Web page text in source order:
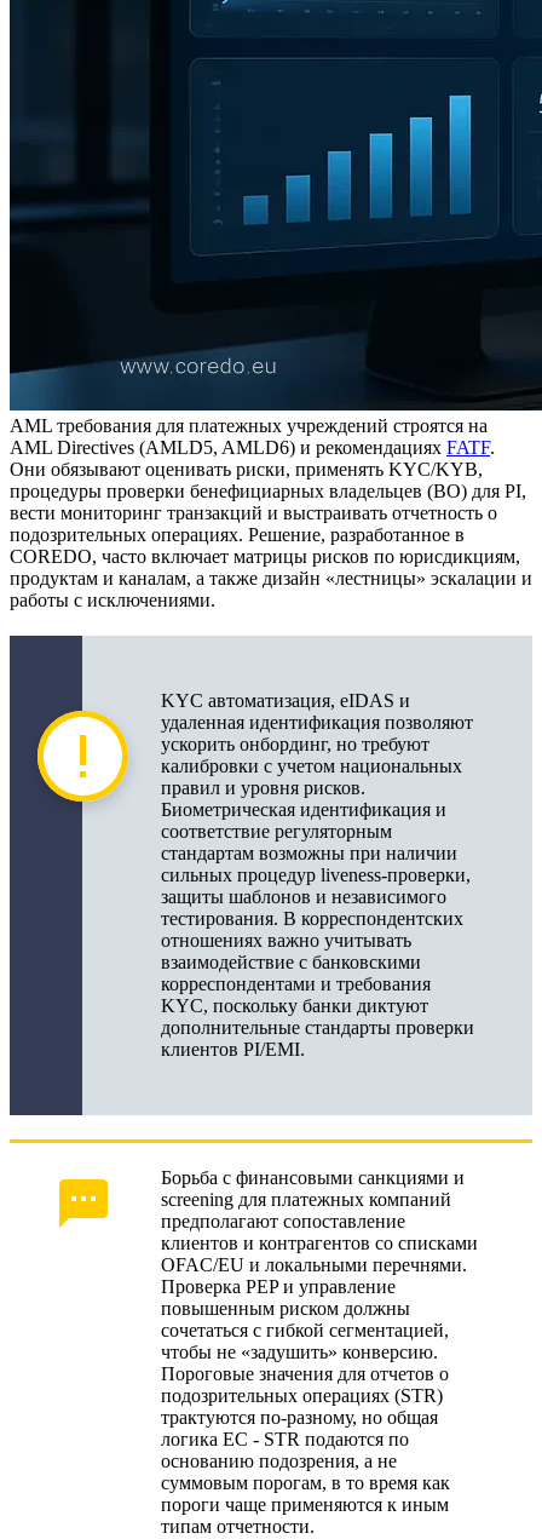
AML требования для платежных учреждений строятся на
AML Directives (AMLD5, AMLD6) и рекомендациях FATF.
Они обязывают оценивать риски, применять KYC/KYB,
процедуры проверки бенефициарных владельцев (BO) для PI,
вести мониторинг транзакций и выстраивать отчетность о
подозрительных операциях. Решение, разработанное в
COREDO, часто включает матрицы рисков по юрисдикциям,
продуктам и каналам, а также дизайн «лестницы» эскалации и
работы с исключениями.
KYC автоматизация, eIDAS и
удаленная идентификация позволяют
ускорить онбординг, но требуют
калибровки с учетом национальных
правил и уровня рисков.
Биометрическая идентификация и
соответствие регуляторным
стандартам возможны при наличии
сильных процедур liveness‑проверки,
защиты шаблонов и независимого
тестирования. В корреспондентских
отношениях важно учитывать
взаимодействие с банковскими
корреспондентами и требования
KYC, поскольку банки диктуют
дополнительные стандарты проверки
клиентов PI/EMI.
Борьба с финансовыми санкциями и
screening для платежных компаний
предполагают сопоставление
клиентов и контрагентов со списками
OFAC/EU и локальными перечнями.
Проверка PEP и управление
повышенным риском должны
сочетаться с гибкой сегментацией,
чтобы не «задушить» конверсию.
Пороговые значения для отчетов о
подозрительных операциях (STR)
трактуются по‑разному, но общая
логика ЕС - STR подаются по
основанию подозрения, а не
суммовым порогам, в то время как
пороги чаще применяются к иным
типам отчетности.